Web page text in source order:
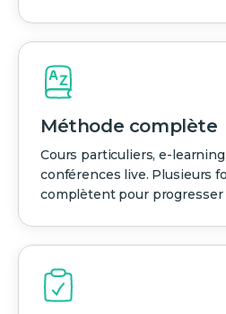
Méthode complète
Cours particuliers, e-
conférences live. Plusieurs
complètent pour progresser